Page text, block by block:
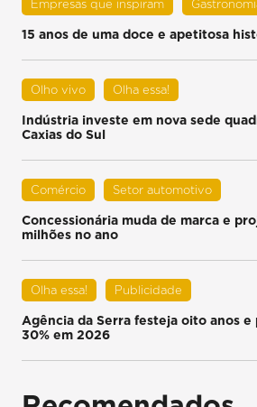
Empresas que inspiram
15 anos de uma doce e apetitosa
Olho vivo Olha essa!
Indústria investe em nova sede
Caxias do Sul
Comércio Setor automotivo
Concessionária muda de marca e
milhões no ano
Olha essa! Publicidade
Agência da Serra festeja oito anos e
30% em 2026